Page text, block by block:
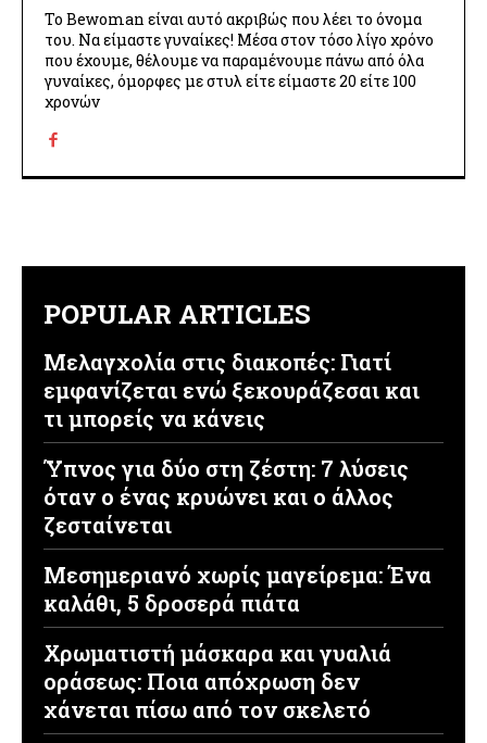
Το Bewoman είναι αυτό ακριβώς που λέει το όνομα
του. Να είμαστε γυναίκες! Μέσα στον τόσο λίγο χρόνο
που έχουμε, θέλουμε να παραμένουμε πάνω από όλα
γυναίκες, όμορφες με στυλ είτε είμαστε 20 είτε 100
χρονών
POPULAR ARTICLES
Μελαγχολία στις διακοπές: Γιατί
εμφανίζεται ενώ ξεκουράζεσαι και
τι μπορείς να κάνεις
Ύπνος για δύο στη ζέστη: 7 λύσεις
όταν ο ένας κρυώνει και ο άλλος
ζεσταίνεται
Μεσημεριανό χωρίς μαγείρεμα: Ένα
καλάθι, 5 δροσερά πιάτα
Χρωματιστή μάσκαρα και γυαλιά
οράσεως: Ποια απόχρωση δεν
χάνεται πίσω από τον σκελετό